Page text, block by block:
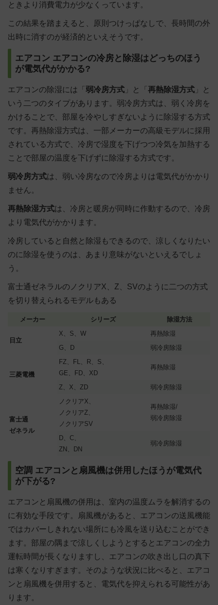
ときより消費電力が少なくっています。
この結果を踏まえると、原則つけっぱなしで、長時間の外
出時に消すのが経済的といえそうです。
エアコン エアコンの冷房と除湿はどっちのほう
が電気代がかかる?
エアコンの除湿には「 弱冷房方式 」と「 再熱除湿方式 」と
いう二つのタイプがあります。弱冷房方式は、弱く冷房を
かけることで、部屋を冷やしすぎないように除湿する方式
です。再熱除湿方式は、一部メーカーの高級モデルに採用
されている方式で、冷房で湿度を下げつつ冷気を加熱する
ことで部屋の温度を下げずに除湿する方式です。
弱冷房方式は、弱い冷房なので冷房よりは電気代がかかり
ません。
再熱除湿方式は、冷房と暖房が同時に作動するので、冷房
より電気代がかかります。
冷房していると自然と除湿もできるので、涼しくなりたい
のに除湿を使うのは、あまり意味がないといえるでしょ
う。
富士通ゼネラルのノクリアX、Z、SVのように二つの方式
を切り替えられるモデルもある
メーカー シリーズ 除湿方法
日立
X、S、W
再熱除湿
G、D
弱冷房除湿
三菱電機
FZ、FL、R、S、
GE、FD、XD
再熱除湿
Z、X、ZD 弱冷房除湿
富士通
ゼネラル
ノクリアX、
ノクリアZ、
ノクリアSV
再熱除湿/
弱冷房除湿
D、C、
ZN、DN
弱冷房除湿
空調 エアコンと扇風機は併用したほうが電気代
が下がる?
エアコンと扇風機の併用は、室内の温度ムラを解消するの
に有効な手段です。扇風機があると、エアコンの送風機能
ではカバーしきれない場所にも冷風を送り込むことができ
ます。部屋の隅まで涼しくしようとするとエアコンの全力
運転時間が長くなりますし、エアコンの吹き出し口の真下
は寒くなりすぎます。そのような状況に比べると、エアコ
ンと扇風機を併用すると、電気代を抑えられる可能性があ
ります。